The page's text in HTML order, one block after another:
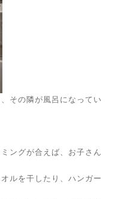
その隣が風呂になってい
ングが合えば、お子さん
ルを干したり、ハンガー